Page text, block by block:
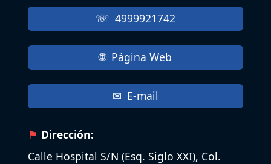
4999921742
Página Web
E-mail
Dirección:
Calle Hospital S/N (Esq. Siglo XXI), Col.